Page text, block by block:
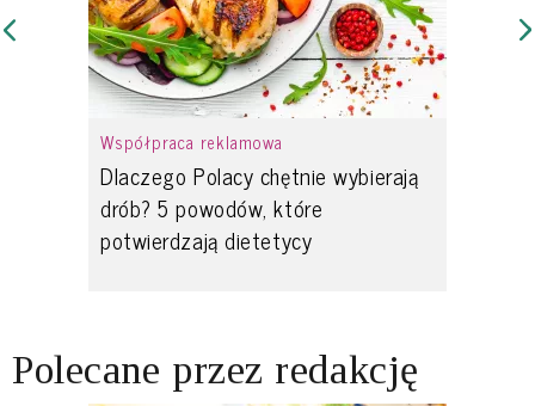
Współpraca reklamowa
Dlaczego Polacy chętnie wybierają
drób? 5 powodów, które
potwierdzają dietetycy
Polecane przez redakcję